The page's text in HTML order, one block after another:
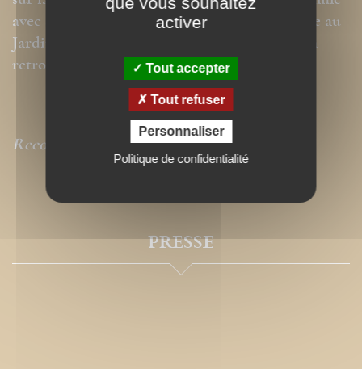
avec son Dieu, désirée par le Créateur comme au
Jardin d'Éden et désirée par l'homme pour en
retrouver le chemin.
Recommandé parLa Vie
PRESSE
activer
Tout accepter
Tout refuser
Personnaliser
Politique de confidentialité